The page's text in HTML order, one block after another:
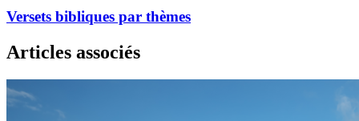
Versets bibliques par thèmes
Articles associés